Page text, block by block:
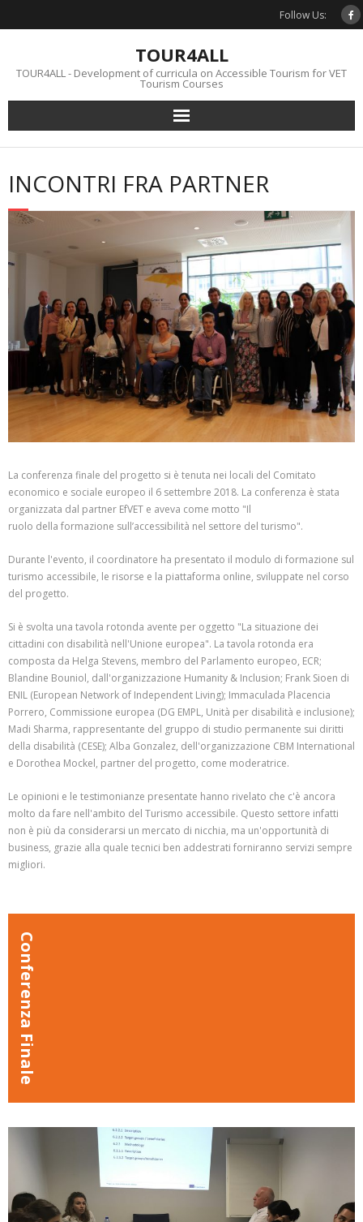
Follow Us:
TOUR4ALL
TOUR4ALL - Development of curricula on Accessible Tourism for VET
Tourism Courses
INCONTRI FRA PARTNER
La conferenza finale del progetto si è tenuta nei locali del Comitato
economico e sociale europeo il 6 settembre 2018. La conferenza è stata
organizzata dal partner EfVET e aveva come motto "Il
ruolo della formazione sull’accessibilità nel settore del turismo".
Durante l'evento, il coordinatore ha presentato il modulo di formazione sul
turismo accessibile, le risorse e la piattaforma online, sviluppate nel corso
del progetto.
Si è svolta una tavola rotonda avente per oggetto "La situazione dei
cittadini con disabilità nell'Unione europea". La tavola rotonda era
composta da Helga Stevens, membro del Parlamento europeo, ECR;
Blandine Bouniol, dall'organizzazione Humanity & Inclusion; Frank Sioen di
ENIL (European Network of Independent Living); Immaculada Placencia
Porrero, Commissione europea (DG EMPL, Unità per disabilità e inclusione);
Madi Sharma, rappresentante del gruppo di studio permanente sui diritti
della disabilità (CESE); Alba Gonzalez, dell'organizzazione CBM International
e Dorothea Mockel, partner del progetto, come moderatrice.
Le opinioni e le testimonianze presentate hanno rivelato che c'è ancora
molto da fare nell'ambito del Turismo accessibile. Questo settore infatti
non è più da considerarsi un mercato di nicchia, ma un'opportunità di
business, grazie alla quale tecnici ben addestrati forniranno servizi sempre
migliori.
Conferenza Finale